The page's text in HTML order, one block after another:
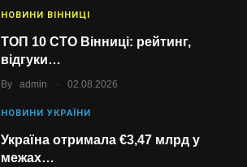
НОВИНИ ВІННИЦІ
ТОП 10 СТО Вінниці: рейтинг,
відгуки…
By admin . 02.08.2026
НОВИНИ УКРАЇНИ
Україна отримала €3,47 млрд у
межах…